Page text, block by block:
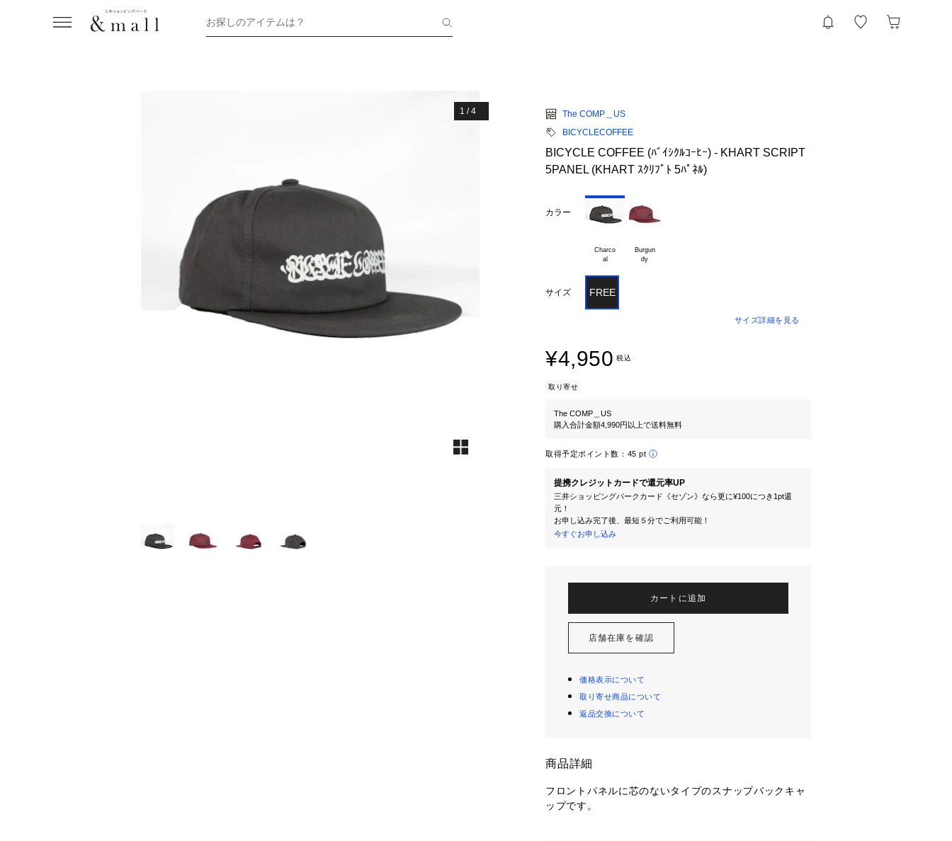
お探しのアイテムは？
1 /4
The COMP＿US
BICYCLECOFFEE
BICYCLE COFFEE (ﾊﾞｲｼｸﾙｺｰﾋｰ) - KHART SCRIPT
5PANEL (KHART ｽｸﾘﾌﾟﾄ 5ﾊﾟﾈﾙ)
カラー
Charco
Burgun
サイズ FREE
サイズ詳細を見る
¥4,950 税込
取り寄せ
The COMP＿US
購入合計金額4,990円以上で送料無料
取得予定ポイント数： 45 pt
提携クレジットカードで還元率UP
三井ショッピングパークカード《セゾン》なら更に¥100につき1pt還
元！
お申し込み完了後、最短５分でご利用可能！
今すぐお申し込み
カートに追加
店舗在庫を確認
価格表示について
取り寄せ商品について
返品交換について
商品詳細
フロントパネルに芯のないタイプのスナップバックキャ
ップです。